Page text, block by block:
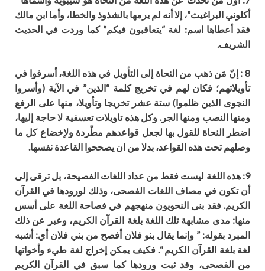
أكلوني البراغيث”، إلا أنه لم يرمها بالشذوذ والخطا، وأما ابن مالك
فقد أعطاها اسم: لغة “يتعاقبون فيكم” كما وردت في الحديث
الشريف.
8 : إنّ مَن ذهب من النحاة إلى التأويل في هذه اللغة، أسرفوا في
تأويلاتهم؛ فكان لهم في تخريج كلمة “الذين” في الآية (وأسروا
النجوى الذين ظلموا) ستة عشر تخريجا وتأويلا، منها على الرفع
ومنها النصب ومنها الجر. وكل هذه تاويلات تعسفية لا حاجة إليها،
اضطر النحاة للقول بها لجعل قواعدهم مطّردة ولإخضاع كل ما
وصلهم تحت هذه القواعد، بدلا من ان يصححوا القاعدة نفسها.
9: هذه اللغة ليست فقط من عداد اللغات الفصيحة، بل ترقى إلى
أن تكون في مصاف اللغات الفصحى، وذلك لورودها في القرآن
الكريم. فقد بنى النحويون منهجهم في فصاحة اللغة على أسس
منها: مدى مشابهة تلك اللغة بلغة القرآن الكريم، وعبر عن ذلك
المبرد بقوله: ” وإنما يقال بنو فلان أفصح من بني فلان أي: أشبه
لغة بلغة القرآن الكريم “. فكيف يمكن إخراج لغة طيء وأخواتها
من الفصحى، وقد ثبت ورودها كما سبق في القرآن الكريم